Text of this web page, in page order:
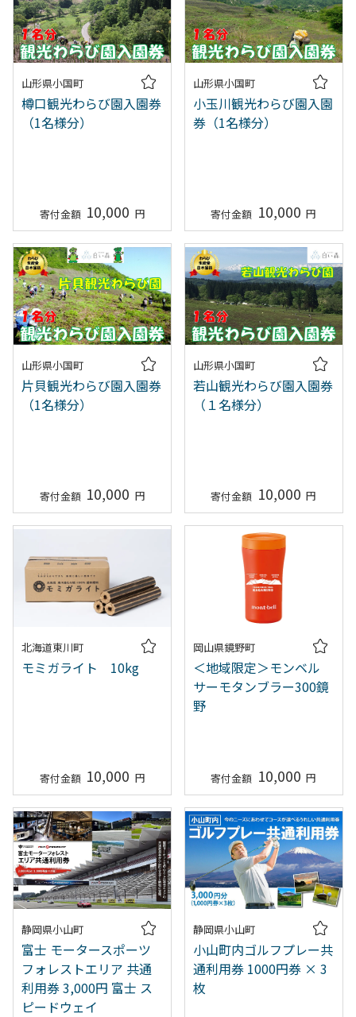
山形県小国町
樽口観光わらび園入園券
（1名様分）
10,000
山形県小国町
小玉川観光わらび園入園
券（1名様分）
10,000
山形県小国町
片貝観光わらび園入園券
（1名様分）
10,000
山形県小国町
若山観光わらび園入園券
（１名様分）
10,000
北海道東川町
モミガライト 10kg
10,000
岡山県鏡野町
＜地域限定＞モンベル
サーモタンブラー300鏡
野
10,000
静岡県小山町
富士 モータースポーツ
フォレストエリア 共通
利用券 3,000円 富士 ス
ピードウェイ
静岡県小山町
小山町内ゴルフプレー共
通利用券 1000円券 × 3
枚